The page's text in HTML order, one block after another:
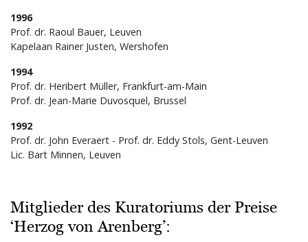
1996
Prof. dr. Raoul Bauer, Leuven
Kapelaan Rainer Justen, Wershofen
1994
Prof. dr. Heribert Müller, Frankfurt-am-Main
Prof. dr. Jean-Marie Duvosquel, Brussel
1992
Prof. dr. John Everaert - Prof. dr. Eddy Stols, Gent-Leuven
Lic. Bart Minnen, Leuven
Mitglieder des Kuratoriums der Preise
‘Herzog von Arenberg’: